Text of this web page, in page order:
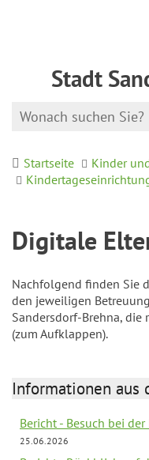
Stadt
Startseite
Kinder
Digitale
Nachfolgend finden Sie
den jeweiligen
Sandersdorf-Brehna,
(zum Aufklappen).
Informationen aus
Bericht - Besuch bei
25.06.2026